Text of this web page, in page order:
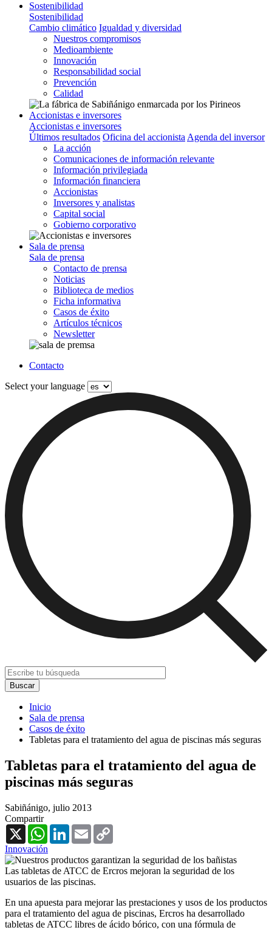
Sostenibilidad
Sostenibilidad
Cambio climático Igualdad y diversidad
Nuestros compromisos
Medioambiente
Innovación
Responsabilidad social
Prevención
Calidad
Accionistas e inversores
Accionistas e inversores
Últimos resultados Oficina del accionista Agenda del inversor
La acción
Comunicaciones de información relevante
Información privilegiada
Información financiera
Accionistas
Inversores y analistas
Capital social
Gobierno corporativo
Sala de prensa
Sala de prensa
Contacto de prensa
Noticias
Biblioteca de medios
Ficha informativa
Casos de éxito
Artículos técnicos
Newsletter
Contacto
Select your language
Inicio
Sala de prensa
Casos de éxito
Tabletas para el tratamiento del agua de piscinas más seguras
Tabletas para el tratamiento del agua de
piscinas más seguras
Sabiñánigo, julio 2013
Compartir
X
WhatsAppLinkedInEmail
Innovación
Las tabletas de ATCC de Ercros mejoran la seguridad de los
usuarios de las piscinas.
En una apuesta para mejorar las prestaciones y usos de los productos
para el tratamiento del agua de piscinas, Ercros ha desarrollado
tabletas de ATCC libres de ácido bórico, con una fórmula de